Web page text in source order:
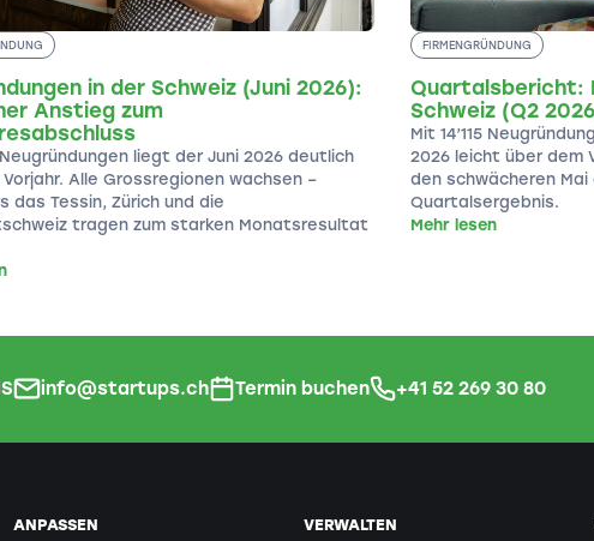
in der Schweiz (Juni 2026):
Anstieg zum
Neugründungen liegt der Juni 2026 deutlich
Alle Grossregionen wachsen –
das Tessin, Zürich und die
tragen zum starken Monatsresultat
FIRMENGRÜNDUNG
Quartalsbericht:
Schweiz (Q2
Mit 14’115
2026 leicht über dem
den schwächeren
Quartalsergebnis.
Mehr lesen
info@startups.ch Termin buchen +41 52 269 30 80
ANPASSEN VERWALTEN